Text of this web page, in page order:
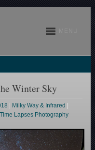
Winter Sky
Milky Way & Infrared
Time Lapses Photography